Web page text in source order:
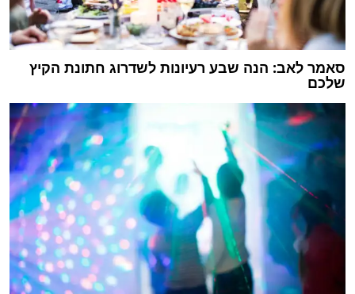
סאמר לאב: הנה שבע רעיונות לשדרוג חתונת הקיץ
שלכם